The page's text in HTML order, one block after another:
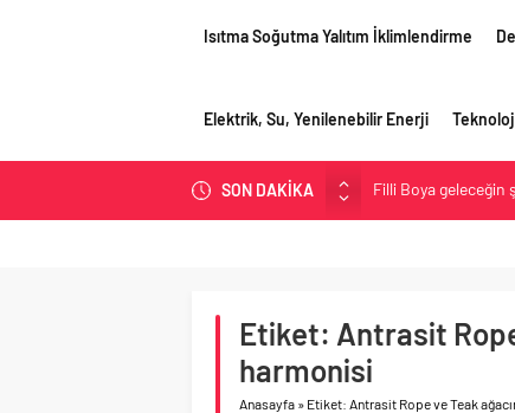
Isıtma Soğutma Yalıtım İklimlendirme
Elektrik, Su, Yenilenebilir Enerji
SON DAKİKA
Filli Boya geleceğin
Tosyalı’nın
asfalt şimdi de
Çimsa, yılın ilk
Etiket: Antrasit
harmonisi
Anasayfa » Etiket: Antrasit Rope ve Teak